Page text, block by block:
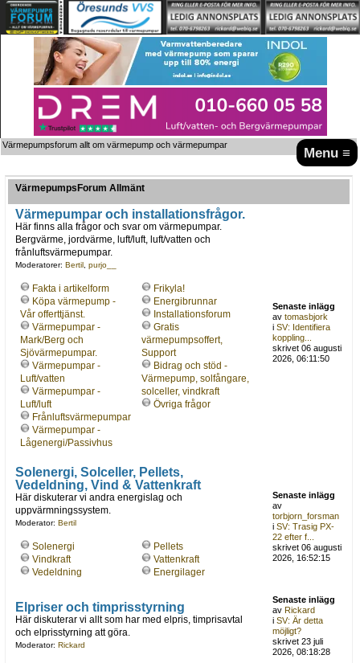
Menu ≡
Värmepumpsforum allt om värmepump och värmepumpar
VärmepumpsForum Allmänt
Värmepumpar och installationsfrågor.
Här finns alla frågor och svar om värmepumpar.
Bergvärme, jordvärme, luft/luft, luft/vatten och
frånluftsvärmepumpar.
Moderatorer: Bertil, purjo__
Fakta i artikelform
Köpa värmepump -
Vår offerttjänst.
Värmepumpar -
Mark/Berg och
Sjövärmepumpar.
Värmepumpar -
Luft/vatten
Värmepumpar -
Luft/luft
Frånluftsvärmepumpar
Värmepumpar -
Lågenergi/Passivhus
Frikyla!
Energibrunnar
Installationsforum
Gratis
värmepumpsoffert,
Support
Bidrag och stöd -
Värmepump, solfångare,
solceller, vindkraft
Övriga frågor
Senaste inlägg
avtomasbjork
iSV: Identifiera
koppling...
skrivet 06 augusti
2026, 06:11:50
Solenergi, Solceller, Pellets,
Vedeldning, Vind & Vattenkraft
Här diskuterar vi andra energislag och
uppvärmningssystem.
Moderator: Bertil
Solenergi
Vindkraft
Vedeldning
Pellets
Vattenkraft
Energilager
Senaste inlägg
av
torbjorn_forsman
iSV: Trasig PX-
22 efter f...
skrivet 06 augusti
2026, 16:52:15
Elpriser och timprisstyrning
Här diskuterar vi allt som har med elpris, timprisavtal
och elprisstyrning att göra.
Moderator: Rickard
Senaste inlägg
avRickard
iSV: Är detta
möjligt?
skrivet 23 juli
2026, 08:18:28